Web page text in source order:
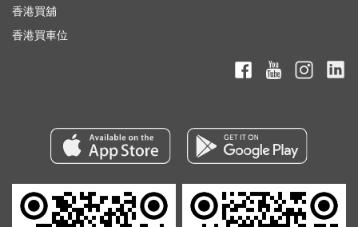
香港買舖
香港買車位